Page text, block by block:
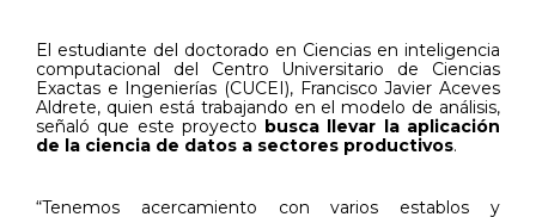
El estudiante del doctorado en Ciencias en inteligencia
computacional del Centro Universitario de Ciencias
Exactas e Ingenierías (CUCEI), Francisco Javier Aceves
Aldrete, quien está trabajando en el modelo de análisis,
señaló que este proyecto busca llevar la aplicación
de la ciencia de datos a sectores productivos.
“Tenemos acercamiento con varios establos y